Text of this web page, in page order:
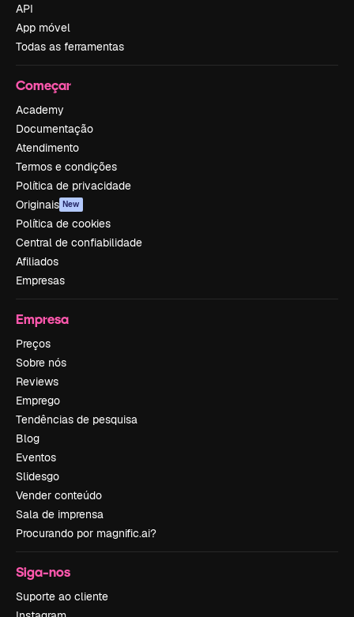
API
App móvel
Todas as ferramentas
Começar
Academy
Documentação
Atendimento
Termos e condições
Política de privacidade
Originais New
Política de cookies
Central de confiabilidade
Afiliados
Empresas
Empresa
Preços
Sobre nós
Reviews
Emprego
Tendências de pesquisa
Blog
Eventos
Slidesgo
Vender conteúdo
Sala de imprensa
Procurando por magnific.ai?
Siga-nos
Suporte ao cliente